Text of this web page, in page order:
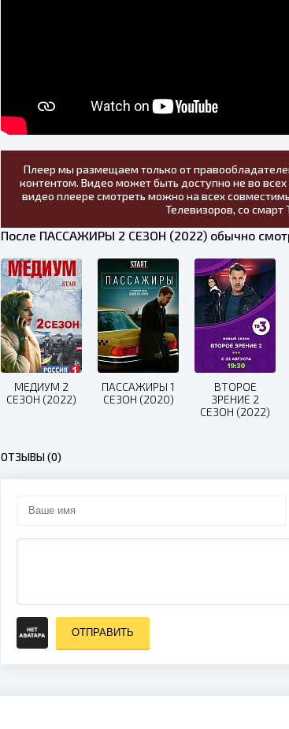
Плеер мы размещаем только от
контентом. Видео может быть доступно не во
видео плеере смотреть можно на всех
Телевизоров, со смарт
После ПАССАЖИРЫ 2 СЕЗОН (2022) обычно
МЕДИУМ 2
СЕЗОН (2022)
ПАССАЖИРЫ 1
СЕЗОН (2020)
ВТОРОЕ
ЗРЕНИЕ 2
СЕЗОН (2022)
ОТЗЫВЫ (0)
ОТПРАВИТЬ